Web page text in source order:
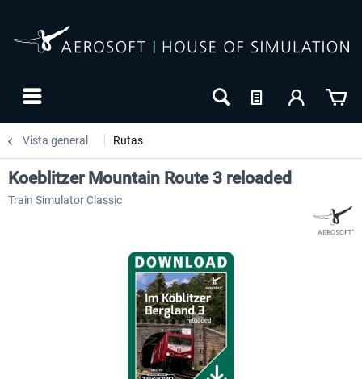
Vista general Rutas
Koeblitzer Mountain Route 3 reloaded
Train Simulator Classic